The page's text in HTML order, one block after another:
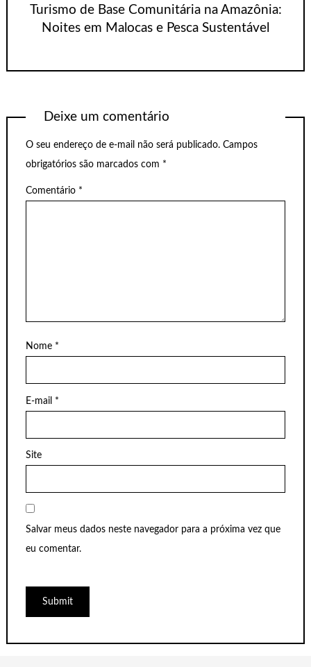
Turismo de Base Comunitária na Amazônia:
Noites em Malocas e Pesca Sustentável
Deixe um comentário
O seu endereço de e-mail não será publicado. Campos
obrigatórios são marcados com *
Comentário *
Nome *
E-mail *
Site
Salvar meus dados neste navegador para a próxima vez que
eu comentar.